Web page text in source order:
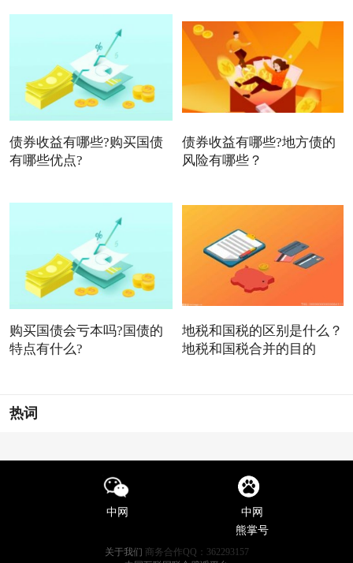
债券收益有哪些?购买国债
有哪些优点?
债券收益有哪些?地方债的
风险有哪些？
购买国债会亏本吗?国债的
特点有什么?
地税和国税的区别是什么？
地税和国税合并的目的
热词
中网
中网
熊掌号
关于我们 商务合作QQ：362293157